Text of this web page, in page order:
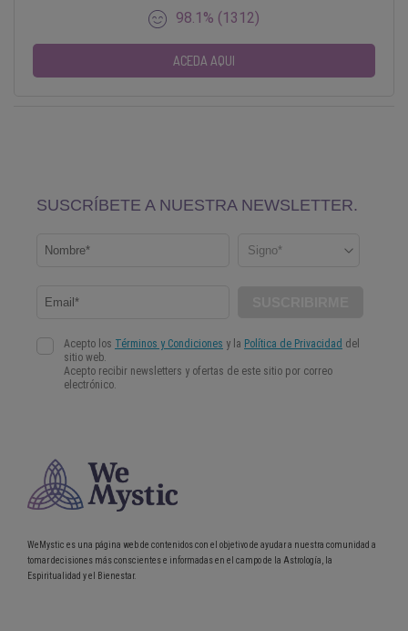
98.1% (1312)
ACEDA AQUI
WeMystic es una página web de contenidos con el objetivo de ayudar a nuestra comunidad a
tomar decisiones más conscientes e informadas en el campo de la Astrología, la
Espiritualidad y el Bienestar.